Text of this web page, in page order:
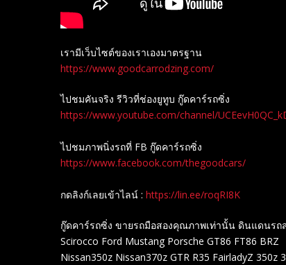
เรามีเว็บไซต์ของเราเองมาตรฐาน
https://www.goodcarrodzing.com/
ไปชมคันจริง รีวิวที่ช่องยู​ทูบ​ กู๊ดคาร์รถซิ่ง
https://www.youtube.com/channel/
ไปชมภาพนิ่งรถที่ FB กู๊ดคาร์รถซิ่ง
https://www.facebook.com/thegoodcars/
กดลิงก์เลยเข้าไลน์ : https://lin.ee/roqRI8K
กู๊ดคาร์รถซิ่ง ขายรถมือสองคุณภาพเท่านั้น ดินแดนร
Scirocco Ford Mustang Porsche GT86 FT86 BRZ
Nissan350z Nissan370z GTR R35 FairladyZ 350z